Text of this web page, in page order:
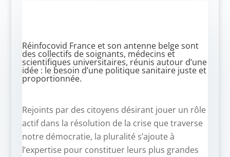
Réinfocovid France et son antenne belge sont
des collectifs de soignants, médecins et
scientifiques universitaires, réunis autour d’une
idée : le besoin d’une politique sanitaire juste et
proportionnée.
Rejoints par des citoyens désirant jouer un rôle
actif dans la résolution de la crise que traverse
notre démocratie, la pluralité s’ajoute à
l’expertise pour constituer leurs plus grandes